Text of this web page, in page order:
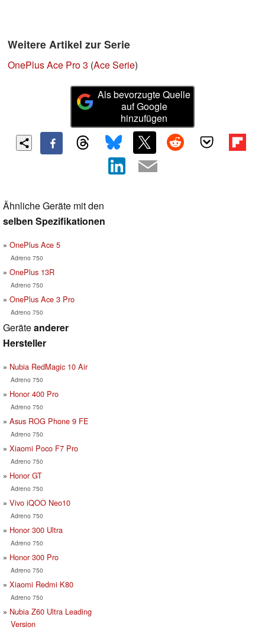
Weitere Artikel zur Serie
OnePlus Ace Pro 3 (Ace Serie)
Als bevorzugte Quelle
auf Google
hinzufügen
Ähnliche Geräte mit den
selben Spezifikationen
OnePlus Ace 5
Adreno 750
OnePlus 13R
Adreno 750
OnePlus Ace 3 Pro
Adreno 750
Geräteanderer
Hersteller
Nubia RedMagic 10 Air
Adreno 750
Honor 400 Pro
Adreno 750
Asus ROG Phone 9 FE
Adreno 750
Xiaomi Poco F7 Pro
Adreno 750
Honor GT
Adreno 750
Vivo iQOO Neo10
Adreno 750
Honor 300 Ultra
Adreno 750
Honor 300 Pro
Adreno 750
Xiaomi Redmi K80
Adreno 750
Nubia Z60 Ultra Leading
Version